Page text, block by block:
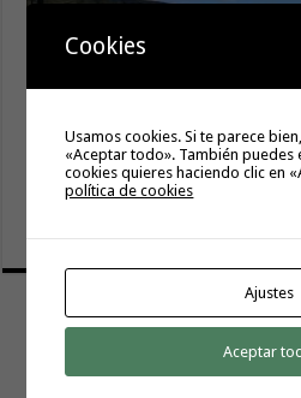
El Ayuntamiento de Hermigua
farolas fotovoltaicas en la subida
Cookies
Usamos cookies. Si te parece
«Aceptar todo». También
cookies quieres haciendo clic en
política de cookies
Ajustes
Aceptar